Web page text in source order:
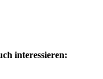
interessieren: